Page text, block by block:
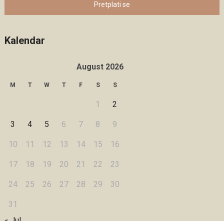
Pretplati se
Kalendar
August 2026
M T W T F S S
1 2
3 4 5 6 7 8 9
10 11 12 13 14 15 16
17 18 19 20 21 22 23
24 25 26 27 28 29 30
31